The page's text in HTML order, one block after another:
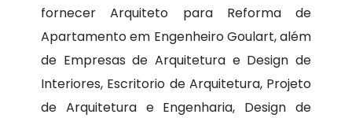
fornecer Arquiteto para Reforma de
Apartamento em Engenheiro Goulart, além
de Empresas de Arquitetura e Design de
Interiores, Escritorio de Arquitetura, Projeto
de Arquitetura e Engenharia, Design de